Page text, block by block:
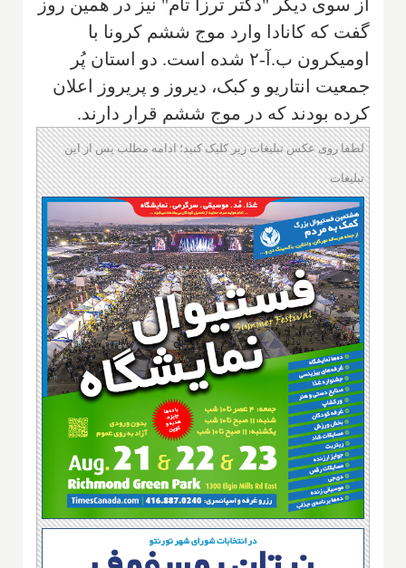
از سوی دیگر "دکتر ترزا تام" نیز در همین روز
گفت که کانادا وارد موج ششم کرونا با
اومیکرون ب.آ-۲ شده است. دو استان پُر
جمعیت انتاریو و کبک، دیروز و پریروز اعلان
کرده بودند که در موج ششم قرار دارند.
لطفا روی عکس تبلیغات زیر کلیک کنید؛ ادامه مطلب پس از این
تبلیغات